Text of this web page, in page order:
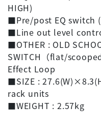
HIGH)
■Pre/post EQ switch
■Line out level
■OTHER : OLD
SWITCH（flat/
Effect Loop
■SIZE :
rack units
■WEIGHT : 2.57kg